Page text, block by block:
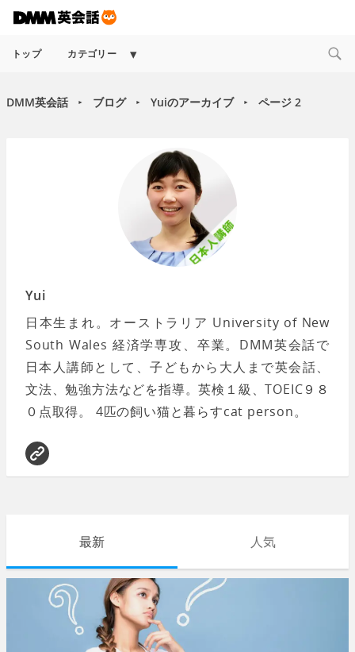
トップ カテゴリー
DMM英会話 ► ブログ ► Yuiのアーカイブ ► ページ 2
Yui
日本生まれ。オーストラリア University of New
South Wales 経済学専攻、卒業。DMM英会話で
日本人講師として、子どもから大人まで英会話、
文法、勉強方法などを指導。英検１級、TOEIC９８
０点取得。 4匹の飼い猫と暮らすcat person。
最新 人気